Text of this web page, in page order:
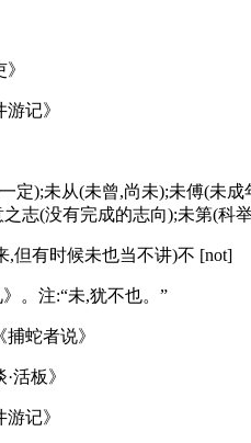
记》
定);未从(未曾,尚未);未傅(未
志(没有完成的志向);未第(科
,但有时候未也当不讲)不 [not]
。注:“未,犹不也。”
蛇者说》
活板》
记》